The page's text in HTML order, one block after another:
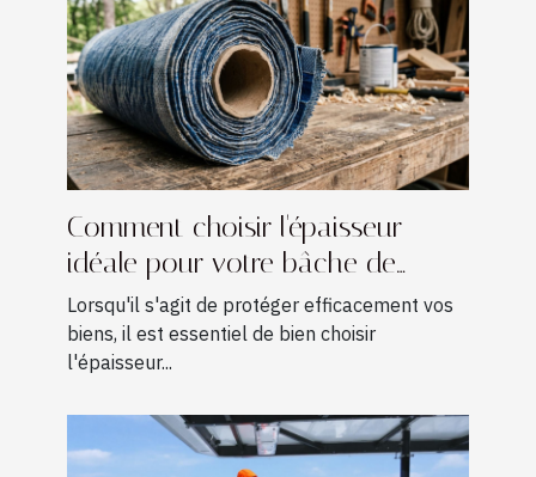
Comment choisir l'épaisseur
idéale pour votre bâche de
protection ?
Lorsqu'il s'agit de protéger efficacement vos
biens, il est essentiel de bien choisir
l'épaisseur...